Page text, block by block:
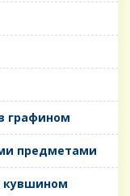
графином
предметами
кувшином